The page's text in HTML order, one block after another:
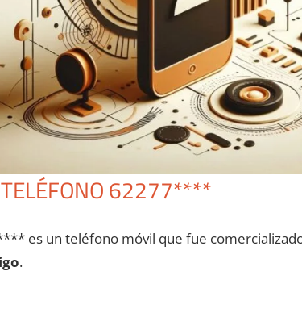
62277****
es un teléfono móvil quе fue
.